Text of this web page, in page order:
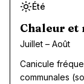
Été
Chaleur
Juillet – Août
Canicule
communales